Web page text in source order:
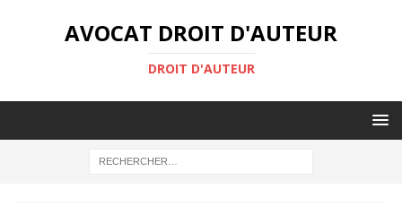
AVOCAT DROIT D'AUTEUR
DROIT D'AUTEUR